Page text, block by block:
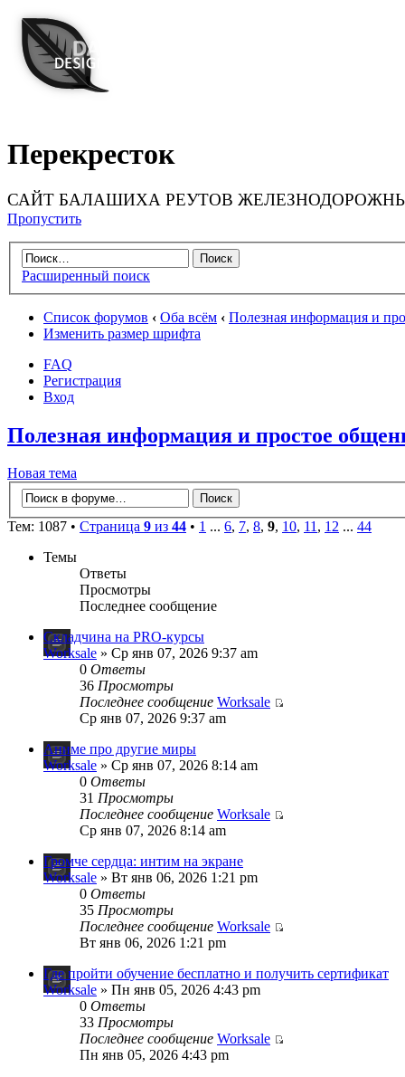
Перекресток
САЙТ БАЛАШИХА РЕУТОВ
Пропустить
Расширенный поиск
Список форумов ‹ Оба всём ‹ Полезная информация и
Изменить размер шрифта
FAQ
Регистрация
Вход
Полезная информация и простое
Новая тема
Тем: 1087 • Страница 9 из 44 • 1 ... 6, 7, 8, 9, 10, 11 , 12 ... 44
Темы
Ответы
Просмотры
Последнее сообщение
Складчина на PRO-курсы
Worksale » Ср янв 07, 2026 9:37 am
0 Ответы
36 Просмотры
Последнее сообщение Worksale
Ср янв 07, 2026 9:37 am
Аниме про другие миры
Worksale » Ср янв 07, 2026 8:14 am
0 Ответы
31 Просмотры
Последнее сообщение Worksale
Ср янв 07, 2026 8:14 am
Громче сердца: интим на экране
Worksale » Вт янв 06, 2026 1:21 pm
0 Ответы
35 Просмотры
Последнее сообщение Worksale
Вт янв 06, 2026 1:21 pm
Где пройти обучение бесплатно и получить сертификат
Worksale » Пн янв 05, 2026 4:43 pm
0 Ответы
33 Просмотры
Последнее сообщение Worksale
Пн янв 05, 2026 4:43 pm